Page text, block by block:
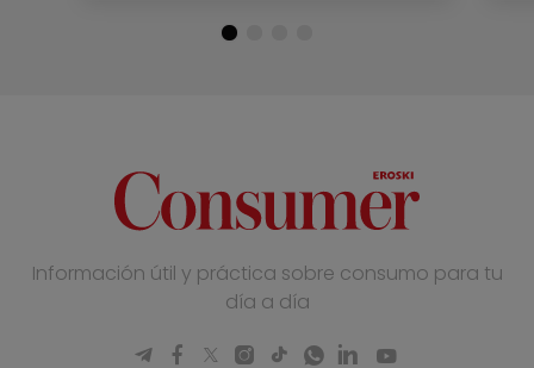
Información útil y práctica sobre consumo para tu
día a día